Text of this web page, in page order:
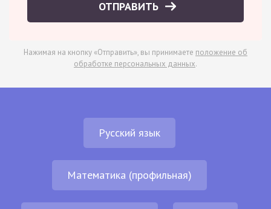
ОТПРАВИТЬ
Нажимая на кнопку «Отправить», вы принимаете положение об
обработке персональных данных.
Русский язык
Математика (профильная)